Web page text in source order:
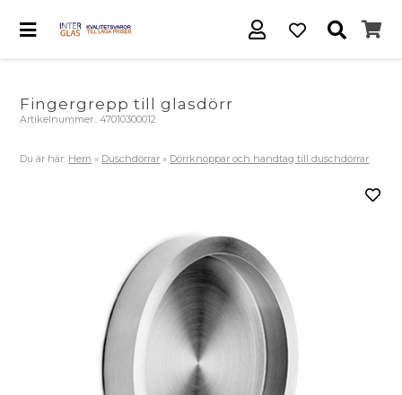
Fingergrepp till glasdörr
Artikelnummer.:47010300012
Du är här: Hem » Duschdörrar » Dörrknoppar och handtag till duschdörrar